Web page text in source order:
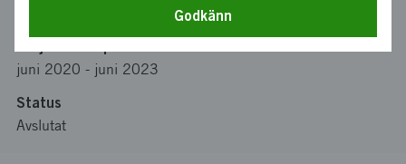
juni 2020 - juni 2023
Status
Avslutat
Godkänn